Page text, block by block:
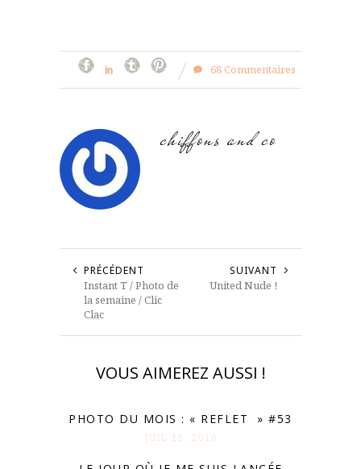
68 Commentaires
chiffons and co
PRÉCÉDENT
Instant T / Photo de
la semaine / Clic
Clac
SUIVANT
United Nude !
VOUS AIMEREZ AUSSI !
PHOTO DU MOIS : « REFLET » #53
JUIL 15. 2016